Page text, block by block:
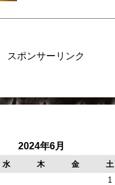
スポンサーリンク
2024年6月
水 木 金 土
1